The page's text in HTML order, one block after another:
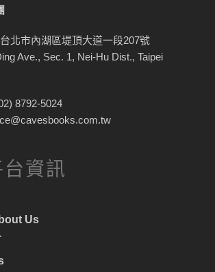
北市內湖區堤頂大道一段207號
Ave., Sec. 1, Nei-Hu Dist., Taipei
8792-5024
台資訊
Us